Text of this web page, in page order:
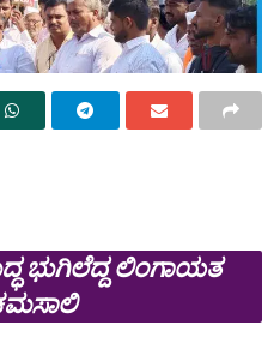
ಭುಗಿಲೆದ್ದ ಲಿಂಗಾಯತ